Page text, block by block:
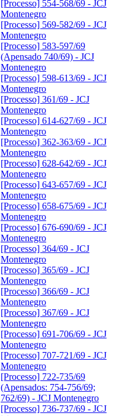
[Processo] 554-568/69 - JCJ
Montenegro
[Processo] 569-582/69 - JCJ
Montenegro
[Processo] 583-597/69
(Apensado 740/69) - JCJ
Montenegro
[Processo] 598-613/69 - JCJ
Montenegro
[Processo] 361/69 - JCJ
Montenegro
[Processo] 614-627/69 - JCJ
Montenegro
[Processo] 362-363/69 - JCJ
Montenegro
[Processo] 628-642/69 - JCJ
Montenegro
[Processo] 643-657/69 - JCJ
Montenegro
[Processo] 658-675/69 - JCJ
Montenegro
[Processo] 676-690/69 - JCJ
Montenegro
[Processo] 364/69 - JCJ
Montenegro
[Processo] 365/69 - JCJ
Montenegro
[Processo] 366/69 - JCJ
Montenegro
[Processo] 367/69 - JCJ
Montenegro
[Processo] 691-706/69 - JCJ
Montenegro
[Processo] 707-721/69 - JCJ
Montenegro
[Processo] 722-735/69
(Apensados: 754-756/69;
762/69) - JCJ Montenegro
[Processo] 736-737/69 - JCJ